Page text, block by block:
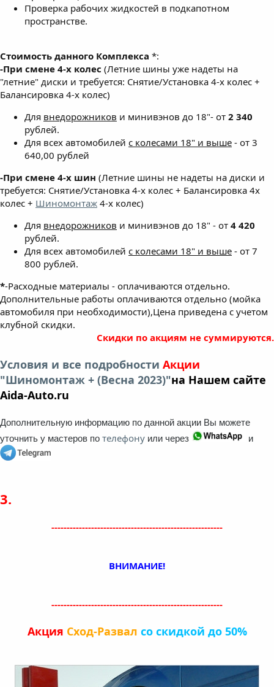
Проверка рабочих жидкостей в подкапотном
пространстве.
Стоимость данного Комплекса *:
-При смене 4-х колес (Летние шины уже надеты на
"летние" диски и требуется: Снятие/Установка 4-х колес +
Балансировка 4-х колес)
Для внедорожников и минивэнов до 18"- от 2 340
рублей.
Для всех автомобилей с колесами 18" и выше - от 3
640,00 рублей
-При смене 4-х шин (Летние шины не надеты на диски и
требуется: Снятие/Установка 4-х колес + Балансировка 4х
колес + Шиномонтаж 4-х колес)
Для внедорожников и минивэнов до 18" - от 4 420
рублей.
Для всех автомобилей с колесами 18" и выше - от 7
800 рублей.
*-Расходные материалы - оплачиваются отдельно.
Дополнительные работы оплачиваются отдельно (мойка
автомобиля при необходимости),Цена приведена с учетом
клубной скидки.
Скидки по акциям не суммируются.
Условия и все подробности Акции
"Шиномонтаж + (Весна 2023)"на Нашем сайте
Aida-Auto.ru
Дополнительную информацию по данной акции Вы можете
уточнить у мастеров по телефону или через и
3.
--------------------------------------------------------
ВНИМАНИЕ!
--------------------------------------------------------
Акция Сход-Развал со скидкой до 50%